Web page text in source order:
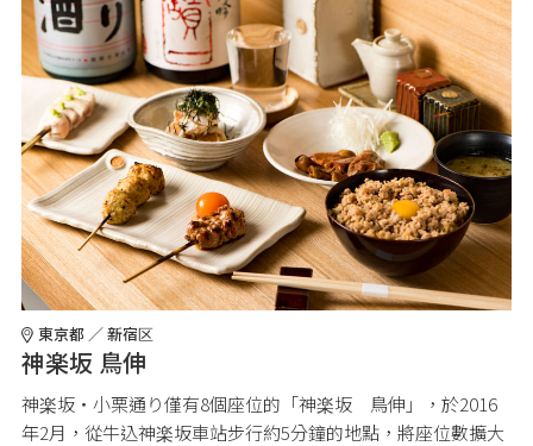
東京都 ／ 新宿区
神楽坂 鳥伸
神楽坂・小栗通り僅有8個座位的「神楽坂 鳥伸」，於2016
年2月，從牛込神楽坂車站步行約5分鐘的地點，將座位數擴大